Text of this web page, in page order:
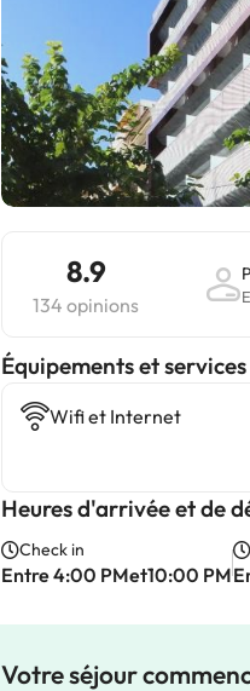
8.9
134 opinions
​Équipements et services
Wifi et Internet
Heures d'arrivée et de
Check in
Entre 4:00 PMet10:00 PM
Votre séjour